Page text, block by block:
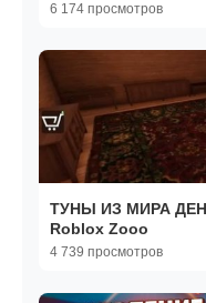
6 174 просмотров
ТУНЫ ИЗ МИРА
Roblox Zooo
4 739 просмотров